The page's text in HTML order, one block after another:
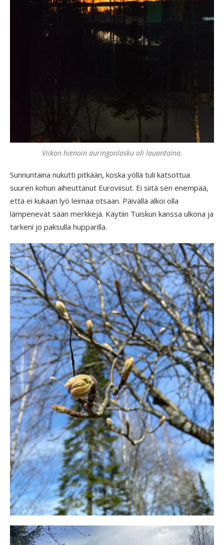
Viikon hienoin auringonlasku oli lauantaina.
Sunnuntaina nukutti pitkään, koska yöllä tuli katsottua
suuren kohun aiheuttanut Euroviisut. Ei siitä sen enempää,
että ei kukaan lyö leimaa otsaan. Päivällä alkoi olla
lämpenevät sään merkkejä. Käytiin Tuiskun kanssa ulkona ja
tarkeni jo paksulla hupparilla.